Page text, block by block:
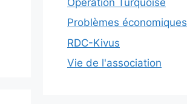
Problèmes économiques
RDC-Kivus
Vie de l'association